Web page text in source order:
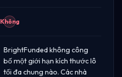
Không
BrightFunded không công
bố một giới hạn kích thước lô
tối đa chung nào. Các nhà